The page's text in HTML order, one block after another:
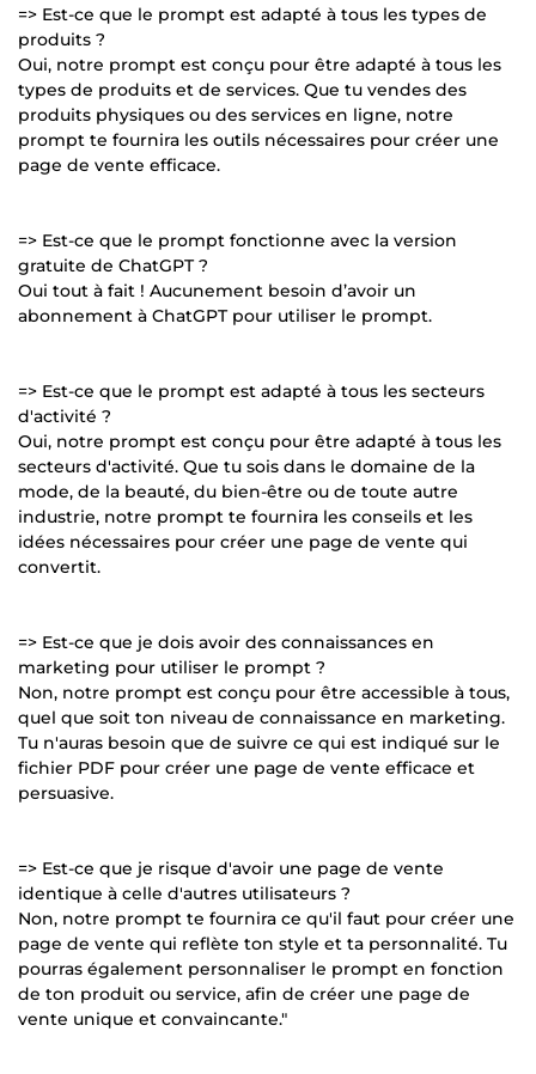
=> Est-ce que le prompt est adapté à tous les types de
produits ?
Oui, notre prompt est conçu pour être adapté à tous les
types de produits et de services. Que tu vendes des
produits physiques ou des services en ligne, notre
prompt te fournira les outils nécessaires pour créer une
page de vente efficace.
=> Est-ce que le prompt fonctionne avec la version
gratuite de ChatGPT ?
Oui tout à fait ! Aucunement besoin d’avoir un
abonnement à ChatGPT pour utiliser le prompt.
=> Est-ce que le prompt est adapté à tous les secteurs
d'activité ?
Oui, notre prompt est conçu pour être adapté à tous les
secteurs d'activité. Que tu sois dans le domaine de la
mode, de la beauté, du bien-être ou de toute autre
industrie, notre prompt te fournira les conseils et les
idées nécessaires pour créer une page de vente qui
convertit.
=> Est-ce que je dois avoir des connaissances en
marketing pour utiliser le prompt ?
Non, notre prompt est conçu pour être accessible à tous,
quel que soit ton niveau de connaissance en marketing.
Tu n'auras besoin que de suivre ce qui est indiqué sur le
fichier PDF pour créer une page de vente efficace et
persuasive.
=> Est-ce que je risque d'avoir une page de vente
identique à celle d'autres utilisateurs ?
Non, notre prompt te fournira ce qu'il faut pour créer une
page de vente qui reflète ton style et ta personnalité. Tu
pourras également personnaliser le prompt en fonction
de ton produit ou service, afin de créer une page de
vente unique et convaincante."